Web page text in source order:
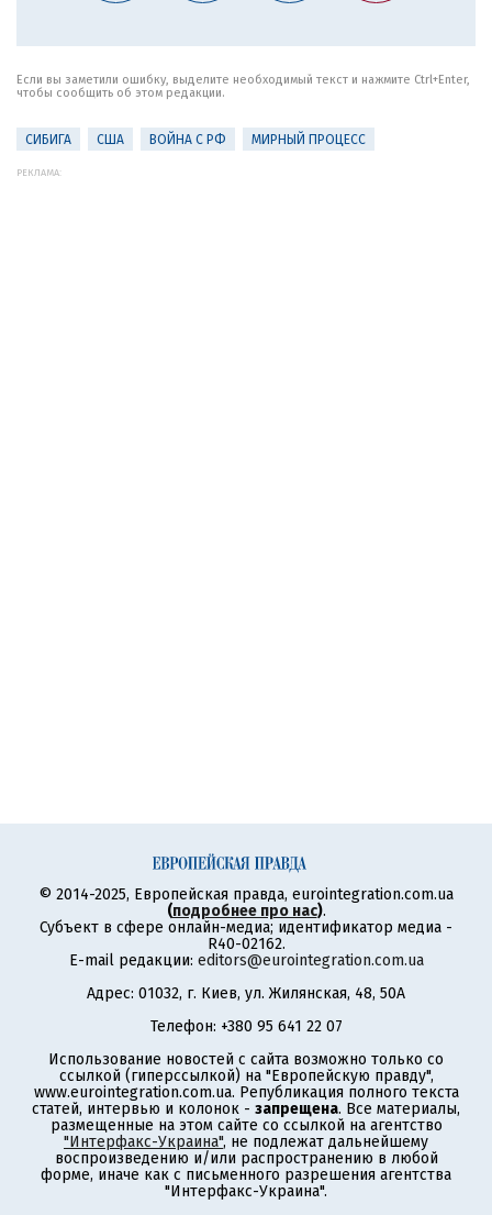
Если вы заметили ошибку, выделите необходимый текст и нажмите Ctrl+Enter,
чтобы сообщить об этом редакции.
СИБИГА США ВОЙНА С РФ МИРНЫЙ ПРОЦЕСС
РЕКЛАМА:
© 2014-2025, Европейская правда, eurointegration.com.ua
(подробнее про нас).
Субъект в сфере онлайн-медиа; идентификатор медиа -
R40-02162.
E-mail редакции: editors@eurointegration.com.ua
Адрес: 01032, г. Киев, ул. Жилянская, 48, 50А
Телефон: +380 95 641 22 07
Использование новостей с сайта возможно только со
ссылкой (гиперссылкой) на "Европейскую правду",
www.eurointegration.com.ua. Републикация полного текста
статей, интервью и колонок - запрещена. Все материалы,
размещенные на этом сайте со ссылкой на агентство
"Интерфакс-Украина", не подлежат дальнейшему
воспроизведению и/или распространению в любой
форме, иначе как с письменного разрешения агентства
"Интерфакс-Украина".